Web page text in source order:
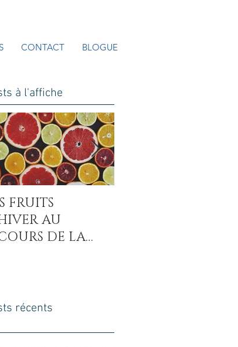
CONTACT BLOGUE
à l'affiche
FRUITS
AU
DE LA
récents